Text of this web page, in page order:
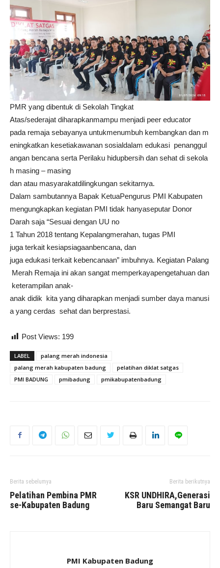
PMR yang dibentuk di Sekolah Tingkat
Atas/sederajat diharapkanmampu menjadi peer educator
pada remaja sebayanya untukmenumbuh kembangkan dan m
eningkatkan kesetiakawanan sosialdalam edukasi penanggul
angan bencana serta Perilaku hidupbersih dan sehat di sekola
h masing – masing
dan atau masyarakatdilingkungan sekitarnya.
Dalam sambutannya Bapak KetuaPengurus PMI Kabupaten
mengungkapkan kegiatan PMI tidak hanyaseputar Donor
Darah saja “Sesuai dengan UU no
1 Tahun 2018 tentang Kepalangmerahan, tugas PMI
juga terkait kesiapsiagaanbencana, dan
juga edukasi terkait kebencanaan” imbuhnya. Kegiatan Palang
Merah Remaja ini akan sangat memperkayapengetahuan dan
keterampilan anak-
anak didik kita yang diharapkan menjadi sumber daya manusi
a yang cerdas sehat dan berprestasi.
Post Views: 199
LABEL
palang merah indonesia
palang merah kabupaten badung
pelatihan diklat satgas
PMI BADUNG
pmibadung pmikabupatenbadung
Berita sebelumya
Pelatihan Pembina PMR
se-Kabupaten Badung
Berita berikutnya
KSR UNDHIRA,Generasi
Baru Semangat Baru
PMI Kabupaten Badung